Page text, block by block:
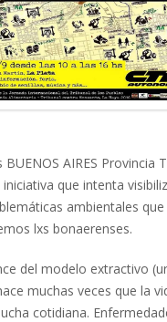
BUENOS AIRES Provincia
iniciativa que intenta
ambientales que
lxs bonaerenses.
del modelo extractivo
muchas veces que la
cotidiana.